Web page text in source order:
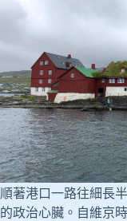
順著港口一路往細長
的政治心臟。自維京